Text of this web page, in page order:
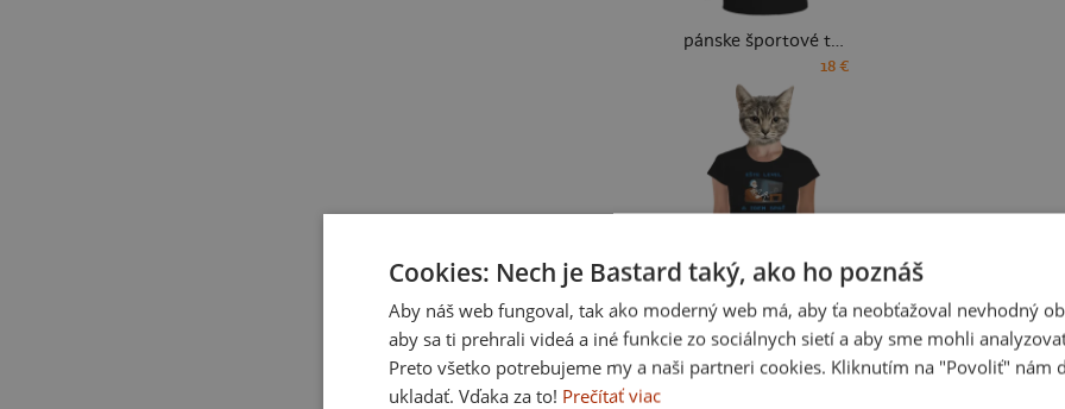
pánske športové tričko
18 €
dámske tričko prémium
19 €
Cookies: Nech je Bastard taký, ako ho poznáš
Aby náš web fungoval, tak ako moderný web má, aby ťa neobťažoval nevhodný
aby sa ti prehrali videá a iné funkcie zo sociálnych sietí a aby sme mohli
Preto všetko potrebujeme my a naši partneri cookies. Kliknutím na "Povoliť" nám
ukladať. Vďaka za to! Prečítať viac